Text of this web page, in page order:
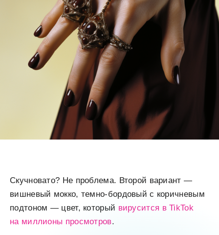
Скучновато? Не проблема. Второй вариант —
вишневый мокко, темно-бордовый с коричневым
подтоном — цвет, который вирусится в TikTok
на миллионы просмотров.